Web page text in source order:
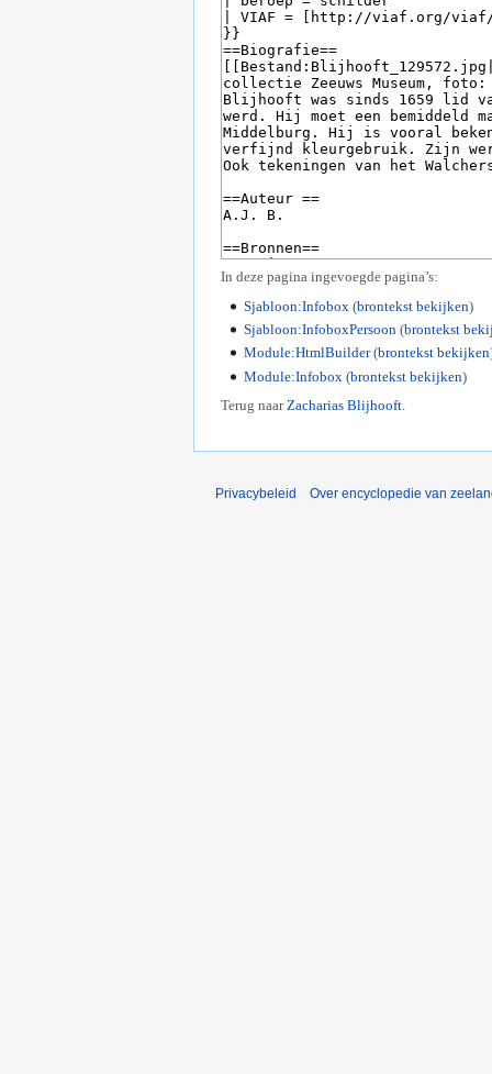
In deze pagina ingevoegde pagina’s:
Sjabloon:Infobox (brontekst bekijken)
Sjabloon:InfoboxPersoon (brontekst
Module:HtmlBuilder(brontekst bekijken
Module:Infobox (brontekst bekijken)
Terug naarZacharias Blijhooft.
Privacybeleid Over encyclopedie van